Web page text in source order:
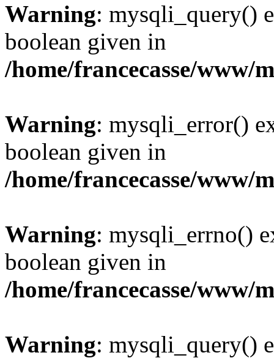
Warning: mysqli_query()
boolean given in
/home/francecasse/www/
Warning: mysqli_error()
boolean given in
/home/francecasse/www/
Warning: mysqli_errno()
boolean given in
/home/francecasse/www/
Warning: mysqli_query()